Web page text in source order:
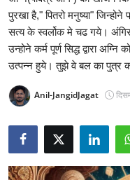
समाचार
फोटो/विडियो गैलरी
जाँगिड़ समाज
समाज परिचय
जाँगिड़ जगत
पुरखा है," पितरो मनुष्या"
सत्य के स्वर्लोक मे चढ गये।
उन्होने कर्म पूर्ण सिद्ध द्वारा
उत्पन्न हुये। तुझे वे बल का पुत्र
Anil-JangidJagat